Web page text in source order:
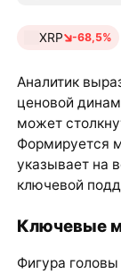
XRP -68,5%
Аналитик
ценовой
может
Формируется
указывает на
ключевой
Ключевые
Фигура